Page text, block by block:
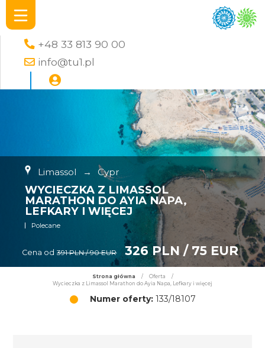
+48 33 813 90 00
info@tu1.pl
Limassol → Cypr
WYCIECZKA Z LIMASSOL
MARATHON DO AYIA NAPA,
LEFKARY I WIĘCEJ
Polecane
Cena od 391 PLN / 90 EUR 326 PLN / 75 EUR
Strona główna / Oferta
/
Wycieczka z Limassol Marathon do Ayia Napa, Lefkary i więcej
Numer oferty:133/18107